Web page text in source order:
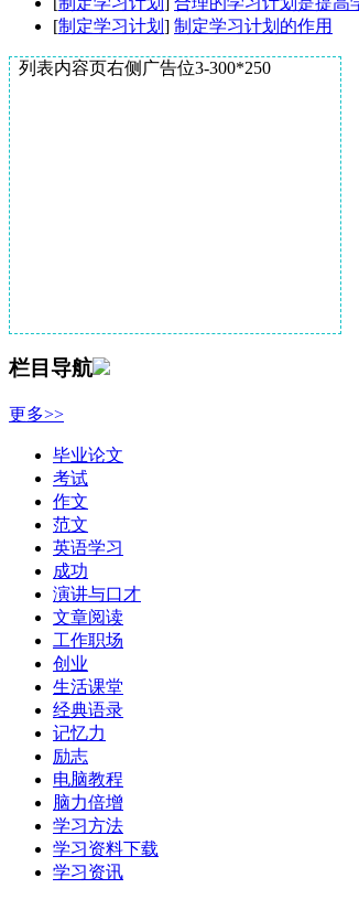
[制定学习计划 ] 制定学习计划的作用
列表内容页右侧广告位3-300*250
栏目导航
更多>>
毕业论文
考试
作文
范文
英语学习
成功
演讲与口才
文章阅读
工作职场
创业
生活课堂
经典语录
记忆力
励志
电脑教程
脑力倍增
学习方法
学习资料下载
学习资讯